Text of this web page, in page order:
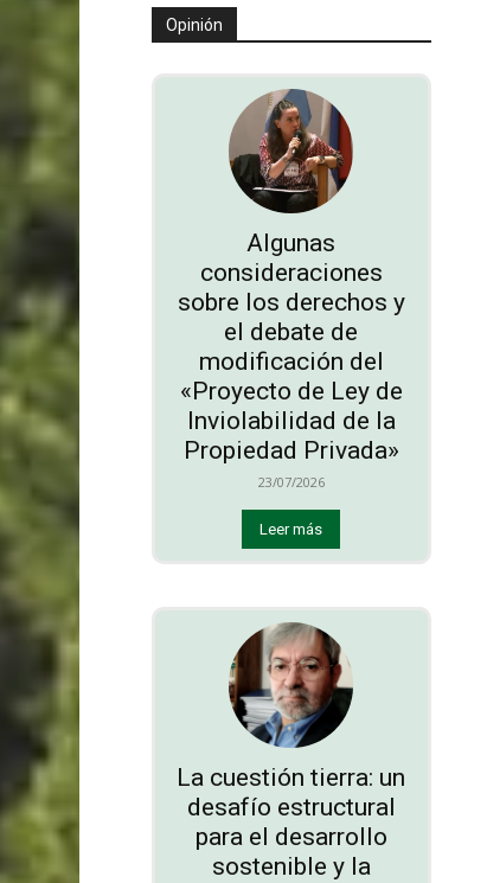
Opinión
Algunas
consideraciones
sobre los derechos y
el debate de
modificación del
«Proyecto de Ley de
Inviolabilidad de la
Propiedad Privada»
23/07/2026
Leer más
La cuestión tierra: un
desafío estructural
para el desarrollo
sostenible y la